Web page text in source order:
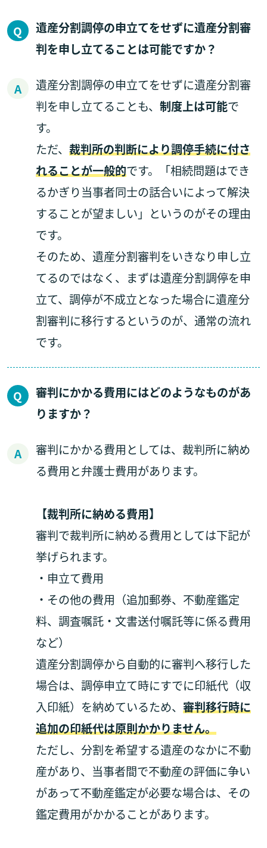
遺産分割調停の申立てをせずに遺産分割審
判を申し立てることは可能ですか？
遺産分割調停の申立てをせずに遺産分割審
判を申し立てることも、 制度上は可能で
す。
ただ、 裁判所の判断により調停手続に付さ
れることが一般的です。「相続問題はでき
るかぎり当事者同士の話合いによって解決
することが望ましい」というのがその理由
です。
そのため、遺産分割審判をいきなり申し立
てるのではなく、まずは遺産分割調停を申
立て、調停が不成立となった場合に遺産分
割審判に移行するというのが、通常の流れ
です。
審判にかかる費用にはどのようなものがあ
りますか？
審判にかかる費用としては、裁判所に納め
る費用と弁護士費用があります。
【裁判所に納める費用】
審判で裁判所に納める費用としては下記が
挙げられます。
・申立て費用
・その他の費用（追加郵券、不動産鑑定
料、調査嘱託・文書送付嘱託等に係る費用
など）
遺産分割調停から自動的に審判へ移行した
場合は、調停申立て時にすでに印紙代（収
入印紙）を納めているため、 審判移行時に
追加の印紙代は原則かかりません。
ただし、分割を希望する遺産のなかに不動
産があり、当事者間で不動産の評価に争い
があって不動産鑑定が必要な場合は、その
鑑定費用がかかることがあります。